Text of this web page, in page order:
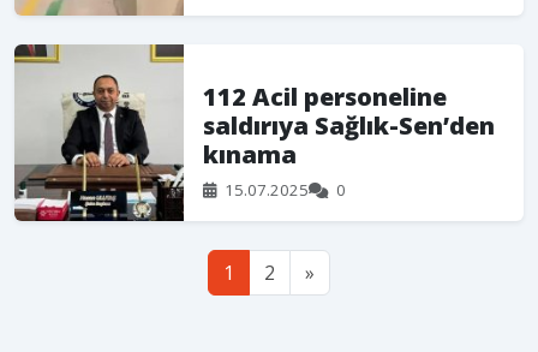
112 Acil personeline
saldırıya Sağlık-Sen’den
kınama
15.07.2025 0
1 2 »